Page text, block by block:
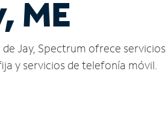
ME
de Jay, Spectrum ofrece
y servicios de telefonía móvil.